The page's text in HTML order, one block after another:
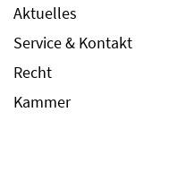
Aktuelles
Service & Kontakt
Recht
Kammer